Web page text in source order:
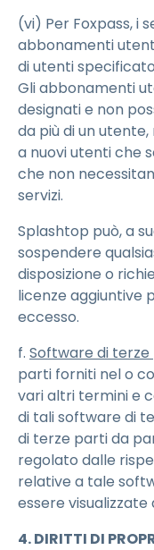
(vi) Per Foxpass, i
abbonamenti
di utenti
Gli abbonamenti
designati e non
da più di un
a nuovi utenti che
che non
servizi.
Splashtop può, a
sospendere
disposizione o
licenze aggiuntive
eccesso.
f. Software di
parti forniti nel o
vari altri termini e
di tali software di
di terze parti da
regolato dalle
relative a tale
essere
4. DIRITTI DI